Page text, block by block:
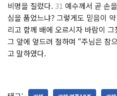
비명을 질렀다. 31 예수께서 곧 손
심을 품었느냐? 그렇게도 믿음이
리고 함께 배에 오르시자 바람이 그
그 앞에 엎드려 절하며 “주님은 참
고 말하였다.